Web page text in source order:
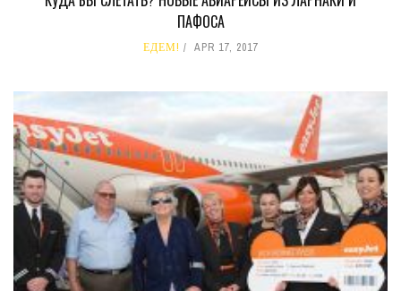
ПАФОСА
ЕДЕМ! APR 17, 2017